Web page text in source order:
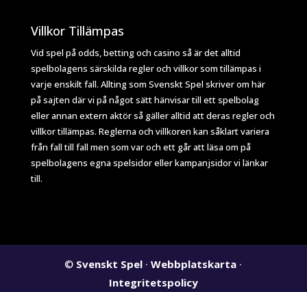
Villkor Tillämpas
Vid spel på odds, betting och casino så är det alltid
spelbolagens särskilda regler och villkor som tillämpas i
varje enskilt fall. Allting som Svenskt Spel skriver om här
på sajten där vi på något sätt hänvisar till ett spelbolag
eller annan extern aktör så gäller alltid att deras regler och
villkor tillämpas. Reglerna och villkoren kan såklart variera
från fall till fall men som var och ett går att läsa om på
spelbolagens egna spelsidor eller kampanjsidor vi länkar
till.
© Svenskt Spel ·Webbplatskarta ·
Integritetspolicy